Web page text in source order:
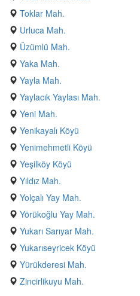
Toklar Mah.
Urluca Mah.
Üzümlü Mah.
Yaka Mah.
Yayla Mah.
Yaylacık Yaylası Mah.
Yeni Mah.
Yenikayalı Köyü
Yenimehmetli Köyü
Yeşilköy Köyü
Yıldız Mah.
Yolçalı Yay Mah.
Yörükoğlu Yay Mah.
Yukarı Sarıyar Mah.
Yukarıseyricek Köyü
Yürükderesi Mah.
Zincirlikuyu Mah.